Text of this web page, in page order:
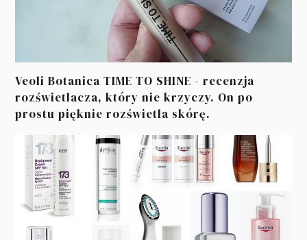
Veoli Botanica TIME TO SHINE - recenzja
rozświetlacza, który nie krzyczy. On po
prostu pięknie rozświetla skórę.